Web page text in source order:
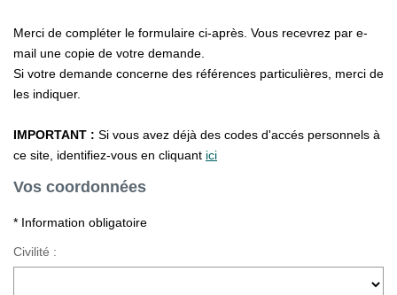
L'assurance
Nos Biens Loués
SYNDIC
À PROPOS DE NOUS
Notre Équipe
Merci de compléter le formulaire ci-après. Vous recevrez par e-
mail une copie de votre demande.
Si votre demande concerne des références particulières, merci de
les indiquer.
IMPORTANT : Si vous avez déjà des codes d'accés personnels à
ce site, identifiez-vous en cliquant ici
Vos coordonnées
* Information obligatoire
Civilité :